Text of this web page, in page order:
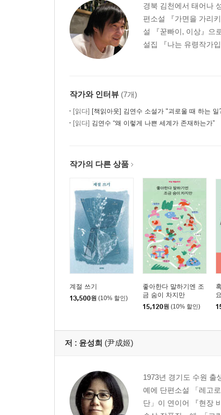
경북 김천에서 태어나
편소설 『가면을 가리
설 『꾿빠이, 이상』으
설집 『나는 유령작가
작가와 인터뷰 (7개)
[읽다] [책읽아웃] 김연수 소설가 "괴로울 때 하는 일? 시급하게 나무
[읽다] 김연수 “왜 이렇게 나쁜 세계가 존재하는가”
작가의 다른 상품
계절 쓰기
13,500원 (10% 할인)
좋아한다 말하기엔 조
금 숨이 차지만
15,120원 (10% 할인)
저 : 윤성희 (尹成姬)
1973년 경기도 수원 출
예에 단편소설 「레고
단」이 연이어 『현장